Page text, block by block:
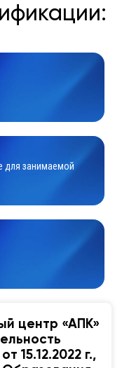
для занимаемой
центр «АПК»
15.12.2022 г.,